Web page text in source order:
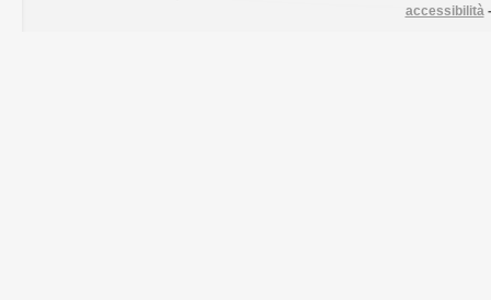
accessibilità